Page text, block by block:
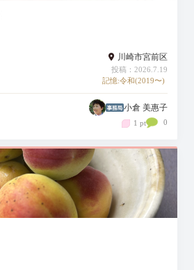
川崎市宮前区
投稿：2026.7.19
記憶:令和(2019〜)
小倉 美惠子
1 pt 0